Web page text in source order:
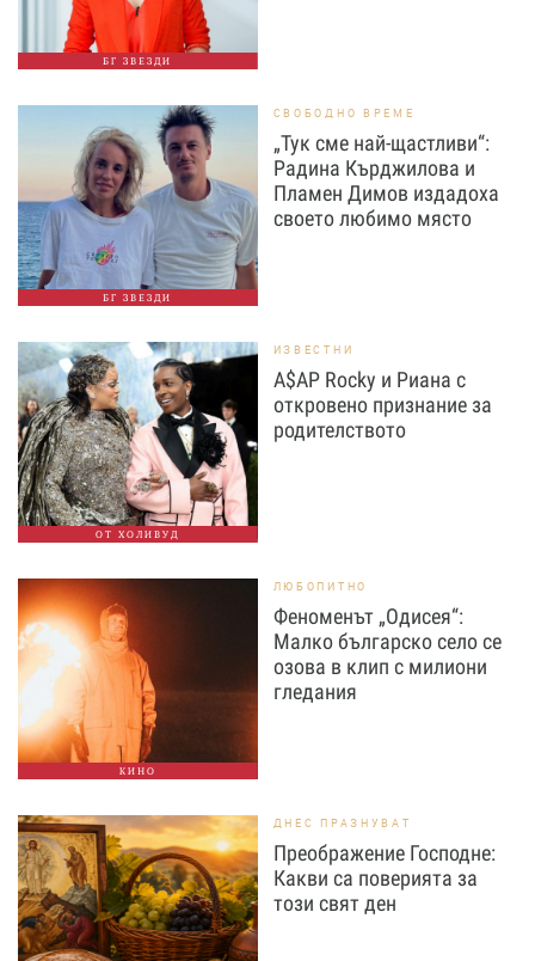
БГ ЗВЕЗДИ
БГ ЗВЕЗДИ
СВОБОДНО ВРЕМЕ
„Тук сме най-щастливи“:
Радина Кърджилова и
Пламен Димов издадоха
своето любимо място
ОТ ХОЛИВУД
ИЗВЕСТНИ
A$AP Rocky и Риана с
откровено признание за
родителството
КИНО
ЛЮБОПИТНО
Феноменът „Одисея“:
Малко българско село се
озова в клип с милиони
гледания
ДНЕС ПРАЗНУВАТ
Преображение Господне:
Какви са поверията за
този свят ден